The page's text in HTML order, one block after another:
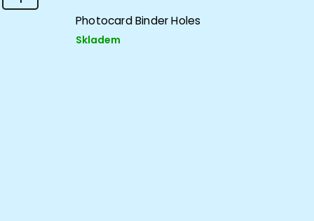
Photocard Binder Holes
Skladem